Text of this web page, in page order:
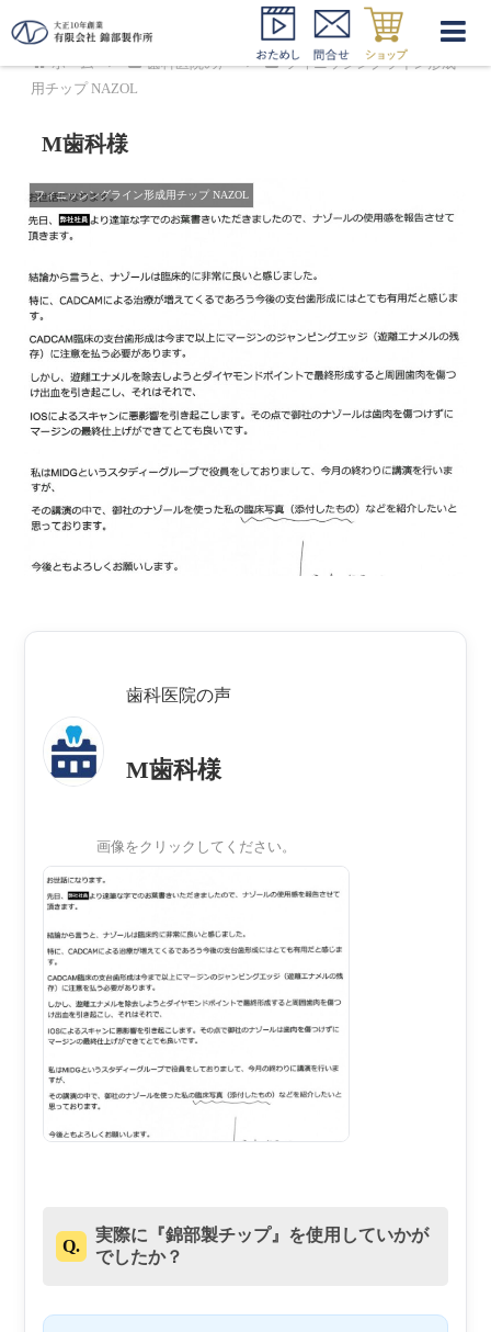
ホーム 歯科医院の声
フィニッシングライン形成
用チップ NAZOL
M歯科様
フィニッシングライン形成用チップ NAZOL
歯科医院の声
M歯科様
画像をクリックしてください。
Q.
実際に『錦部製チップ』を使用していかが
でしたか？